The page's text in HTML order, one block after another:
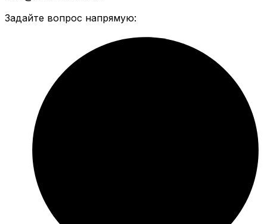
Задайте вопрос напрямую: